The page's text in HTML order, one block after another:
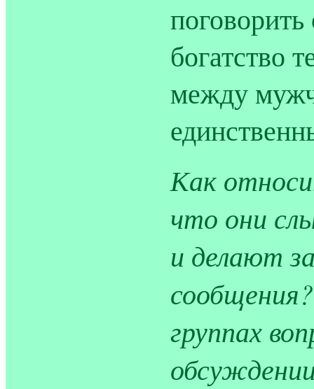
богатство
между
Как
что они
и делают
группах